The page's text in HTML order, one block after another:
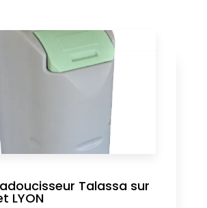
Talassa sur
LYON